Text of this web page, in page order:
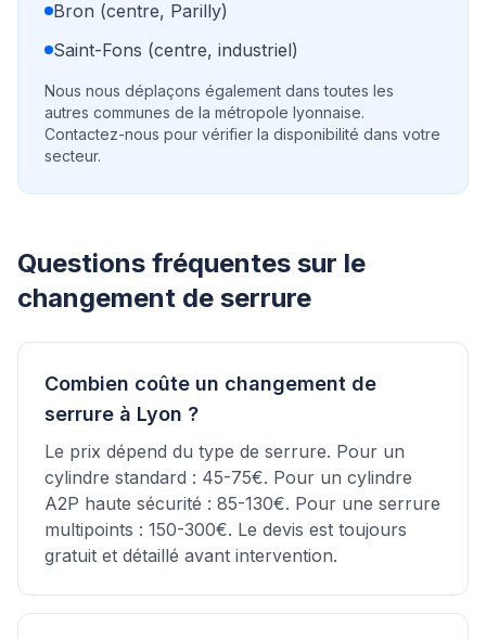
Bron (centre, Parilly)
Saint-Fons (centre, industriel)
Nous nous déplaçons également dans toutes les
autres communes de la métropole lyonnaise.
Contactez-nous pour vérifier la disponibilité dans votre
secteur.
Questions fréquentes sur le
changement de serrure
Combien coûte un changement de
serrure à Lyon ?
Le prix dépend du type de serrure. Pour un
cylindre standard : 45-75€. Pour un cylindre
A2P haute sécurité : 85-130€. Pour une serrure
multipoints : 150-300€. Le devis est toujours
gratuit et détaillé avant intervention.